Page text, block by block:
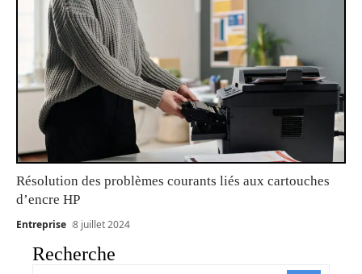
Résolution des problèmes courants liés aux cartouches
d’encre HP
Entreprise 8 juillet 2024
Recherche